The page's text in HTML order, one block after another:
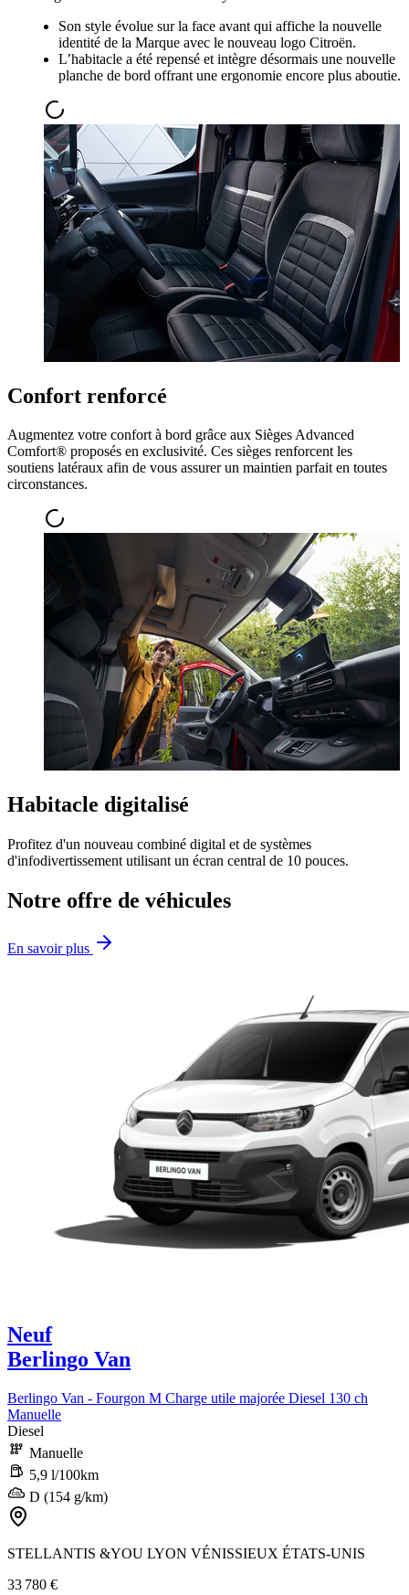
Son style évolue sur la face avant qui affiche la nouvelle
identité de la Marque avec le nouveau logo Citroën.
L’habitacle a été repensé et intègre désormais une nouvelle
planche de bord offrant une ergonomie encore plus aboutie.
Confort renforcé
Augmentez votre confort à bord grâce aux Sièges Advanced
Comfort® proposés en exclusivité. Ces sièges renforcent les
soutiens latéraux afin de vous assurer un maintien parfait en toutes
circonstances.
Habitacle digitalisé
Profitez d'un nouveau combiné digital et de systèmes
d'infodivertissement utilisant un écran central de 10 pouces.
Notre offre de véhicules
En savoir plus
Neuf
Berlingo Van
Berlingo Van - Fourgon M Charge utile majorée Diesel 130 ch
Manuelle
Diesel
Manuelle
5,9 l/100km
D (154 g/km)
STELLANTIS &YOU LYON VÉNISSIEUX ÉTATS-UNIS
33 780 €